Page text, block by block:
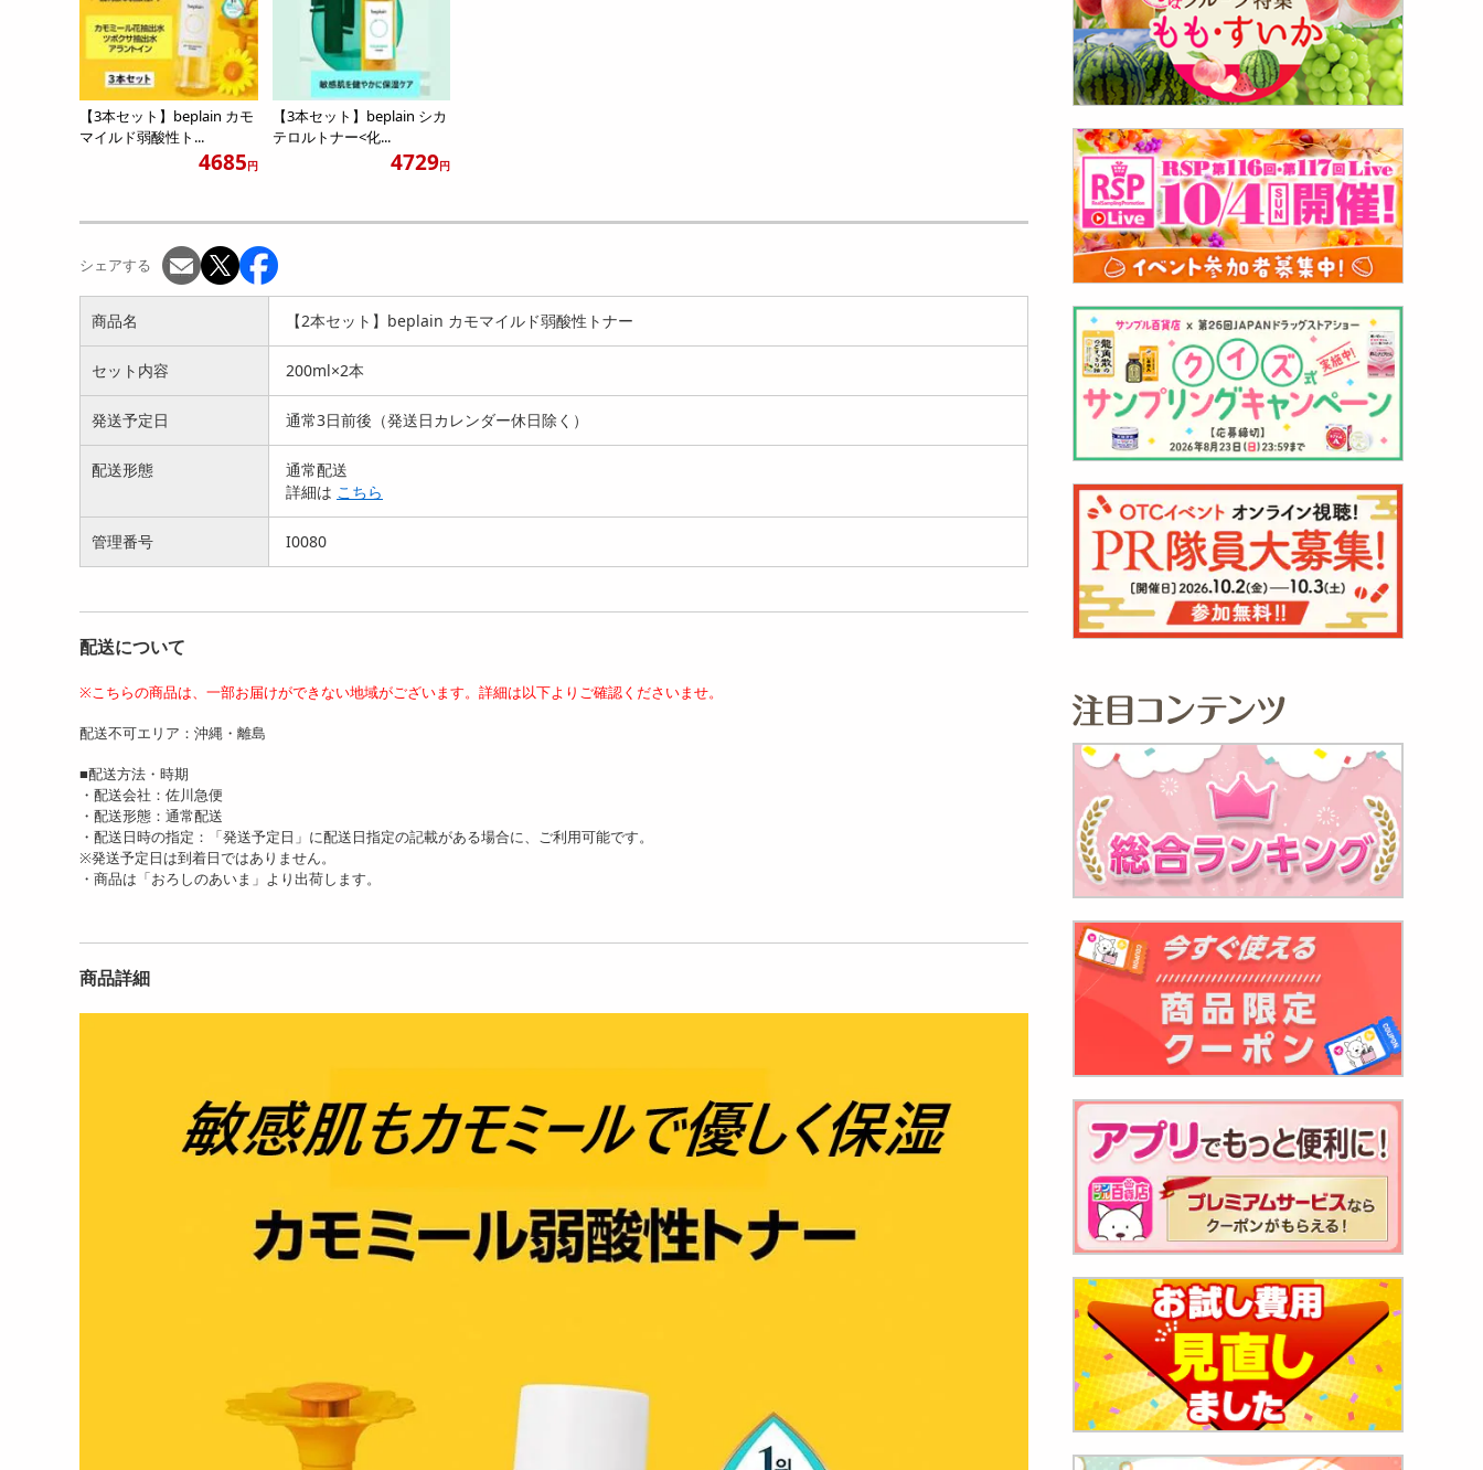
【3本セット】beplain カモ
マイルド弱酸性ト...
4685円
【3本セット】beplain シカ
テロルトナー<化...
4729円
シェアする
商品名 【2本セット】beplain カモマイルド弱酸性トナー
セット内容 200ml×2本
発送予定日 通常3日前後（発送日カレンダー休日除く）
配送形態
通常配送
詳細は こちら
管理番号 I0080
配送について
※こちらの商品は、一部お届けができない地域がございます。詳細は以下よりご確認くださいませ。
配送不可エリア：沖縄・離島
■配送方法・時期
・配送会社：佐川急便
・配送形態：通常配送
・配送日時の指定：「発送予定日」に配送日指定の記載がある場合に、ご利用可能です。
※発送予定日は到着日ではありません。
・商品は「おろしのあいま」より出荷します。
商品詳細